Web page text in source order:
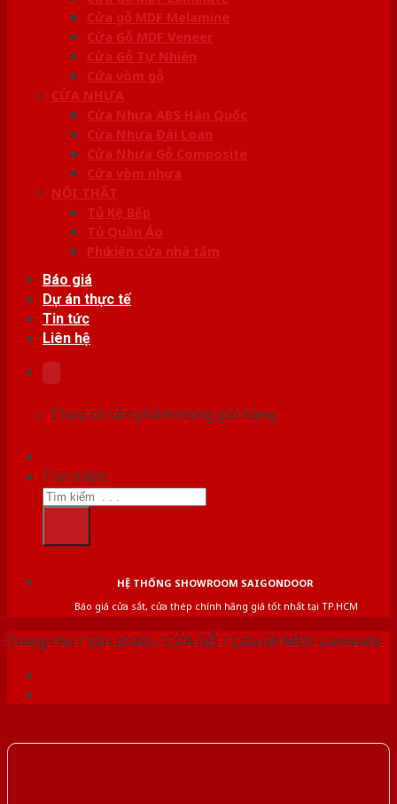
Cửa gỗ MDF Melamine
Cửa Gỗ MDF Veneer
Cửa Gỗ Tự Nhiên
Cửa vòm gỗ
CỬA NHỰA
Cửa Nhựa ABS Hàn Quốc
Cửa Nhựa Đài Loan
Cửa Nhựa Gỗ Composite
Cửa vòm nhựa
NỘI THẤT
Tủ Kệ Bếp
Tủ Quần Áo
Phụ kiện cửa nhà tắm
Báo giá
Dự án thực tế
Tin tức
Liên hệ
Chưa có sản phẩm trong giỏ hàng.
Tìm kiếm:
HỆ THỐNG SHOWROOM SAIGONDOOR
Báo giá cửa sắt, cửa thép chính hãng giá tốt nhất tại TP.HCM
Trang chủ /Sản phẩm /CỬA GỖ /Cửa Gỗ MDF Laminate